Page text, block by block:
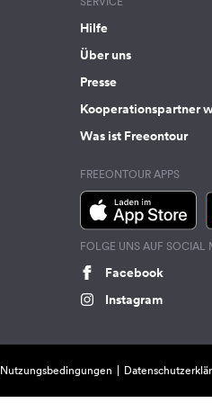
Hilfe
Über uns
Presse
Kooperationspartner
Was ist Freeontour
FREEONTOUR APPS
FOLGE UNS AUF SOCIAL
Facebook
Instagram
Nutzungsbedingungen